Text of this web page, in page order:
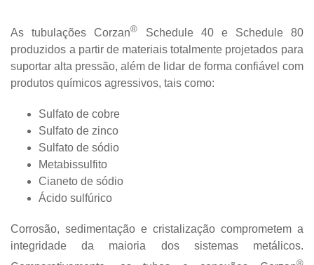
As tubulações Corzan® Schedule 40 e Schedule 80
produzidos a partir de materiais totalmente projetados para
suportar alta pressão, além de lidar de forma confiável com
produtos químicos agressivos, tais como:
Sulfato de cobre
Sulfato de zinco
Sulfato de sódio
Metabissulfito
Cianeto de sódio
Ácido sulfúrico
Corrosão, sedimentação e cristalização comprometem a
integridade da maioria dos sistemas metálicos.
®